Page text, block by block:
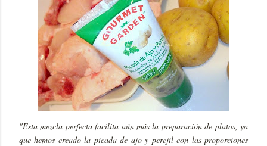
"Esta mezcla perfecta facilita aún más la preparación de platos, ya
que hemos creado la picada de ajo y perejil con las proporciones